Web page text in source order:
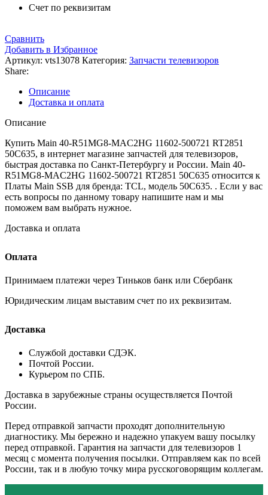
Счет по реквизитам
Сравнить
Добавить в Избранное
Артикул: vts13078 Категория: Запчасти телевизоров
Share:
Описание
Доставка и оплата
Описание
Купить Main 40-R51MG8-MAC2HG 11602-500721 RT2851
50C635, в интернет магазине запчастей для телевизоров,
быстрая доставка по Санкт-Петербургу и России. Main 40-
R51MG8-MAC2HG 11602-500721 RT2851 50C635 относится к
Платы Main SSB для бренда: TCL, модель 50C635. . Если у вас
есть вопросы по данному товару напишите нам и мы
поможем вам выбрать нужное.
Доставка и оплата
Оплата
Принимаем платежи через Тиньков банк или Сбербанк
Юридическим лицам выставим счет по их реквизитам.
Доставка
Службой доставки СДЭК.
Почтой России.
Курьером по СПБ.
Доставка в зарубежные страны осуществляется Почтой
России.
Перед отправкой запчасти проходят дополнительную
диагностику. Мы бережно и надежно упакуем вашу посылку
перед отправкой. Гарантия на запчасти для телевизоров 1
месяц с момента получения посылки. Отправляем как по всей
России, так и в любую точку мира русскоговорящим коллегам.